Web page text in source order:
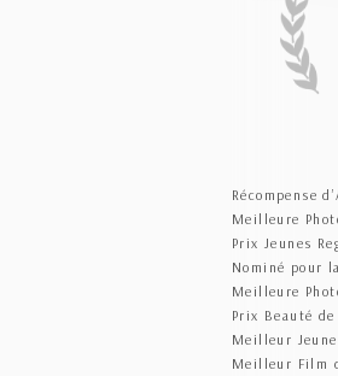
Récompense
Meilleure
Prix Jeunes
Nominé pour
Meilleure
Prix Beauté
Meilleur
Meilleur Film